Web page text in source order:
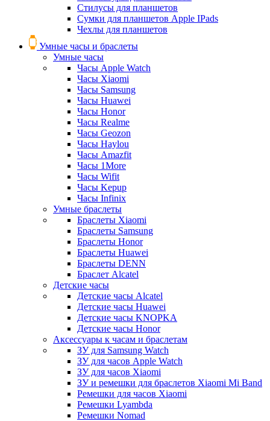
Стилусы для планшетов
Сумки для планшетов Apple IPads
Чехлы для планшетов
Умные часы и браслеты
Умные часы
Часы Apple Watch
Часы Xiaomi
Часы Samsung
Часы Huawei
Часы Honor
Часы Realme
Часы Geozon
Часы Haylou
Часы Amazfit
Часы 1More
Часы Wifit
Часы Kepup
Часы Infinix
Умные браслеты
Браслеты Xiaomi
Браслеты Samsung
Браслеты Honor
Браслеты Huawei
Браслеты DENN
Браслет Alcatel
Детские часы
Детские часы Alcatel
Детские часы Huawei
Детские часы KNOPKA
Детские часы Honor
Аксессуары к часам и браслетам
ЗУ для Samsung Watch
ЗУ для часов Apple Watch
ЗУ для часов Xiaomi
ЗУ и ремешки для браслетов Xiaomi Mi Band
Ремешки для часов Xiaomi
Ремешки Lyambda
Ремешки Nomad